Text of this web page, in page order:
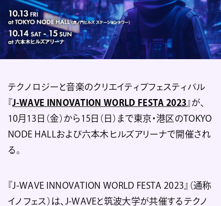
テクノロジーと音楽のクリエイティブフェスティバル
『J-WAVE INNOVATION WORLD FESTA 2023 』が、
10月13日（金）から15日（日）まで東京・港区のTOKYO
NODE HALLおよび六本木ヒルズアリーナで開催され
る。
『J-WAVE INNOVATION WORLD FESTA 2023』（通称
イノフェス）は、J-WAVEと筑波大学が共催するテクノ